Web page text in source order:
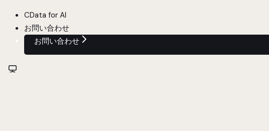
CData for AI
お問い合わせ
お問い合わせ